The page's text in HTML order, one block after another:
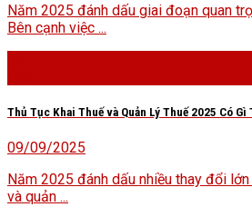
Năm 2025 đánh dấu giai đoạn quan
Bên cạnh việc ...
Thủ Tục Khai Thuế và Quản Lý Thuế 2025 Có Gì
09/09/2025
Năm 2025 đánh dấu nhiều thay đổi
và quản ...